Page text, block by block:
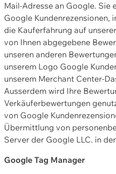
Mail-Adresse an Google. Sie
Google Kundenrezensionen,
die Kauferfahrung auf
von Ihnen abgegebene
unseren anderen
unserem Logo Google
unserem Merchant Center-
Ausserdem wird Ihre
Verkäuferbewertungen
von Google
Übermittlung von
Server der Google LLC. in
Google Tag Manager